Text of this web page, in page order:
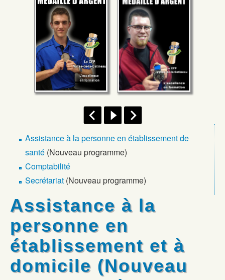
Nous joindre
Facebook
Assistance à la personne en établissement de
santé (Nouveau programme)
Comptabilité
Secrétariat (Nouveau programme)
Assistance à la
personne en
établissement et à
domicile (Nouveau